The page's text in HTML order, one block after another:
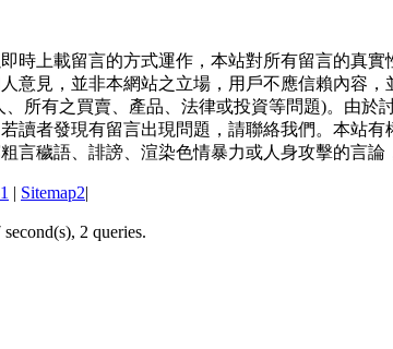
時上載留言的方式運作，本站對所有留言的真
意見，並非本網站之立場，用戶不應信賴內容
、所有之買賣、產品、法律或投資等問題)。由
讀者發現有留言出現問題，請聯絡我們。本站
言穢語、誹謗、渲染色情暴力或人身攻擊的言論
| Sitemap2|
2 queries.